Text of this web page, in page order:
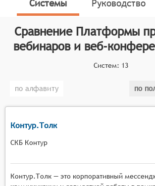
и проведения вебинаров, веб-
тренингов, онлайн-презентаций,
онлайн-встреч. Данные платформы
на основе программного
режиме реального времени.
для систем. Для того, чтобы быть
на рынке платформ проведения
конференций, системы должны
Масштабируемая
Системы Руководство
Сравнение Платформы
вебинаров и веб-
Систем: 13
по алфавиту по
Контур.Толк
СКБ Контур
Контур.Толк — это корпоративный